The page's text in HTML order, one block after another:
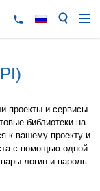
проекты и сервисы
библиотеки на
к вашему проекту и
с помощью одной
логин и пароль